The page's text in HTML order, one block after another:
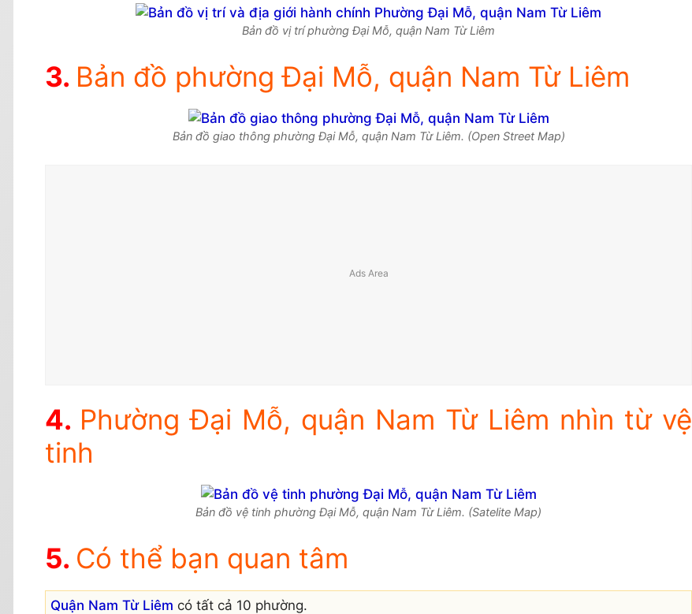
Bản đồ vị trí phường Đại Mỗ, quận Nam Từ Liêm
Bản đồ phường Đại Mỗ, quận Nam Từ Liêm
Bản đồ giao thông phường Đại Mỗ, quận Nam Từ Liêm. (Open Street Map)
Phường Đại Mỗ, quận Nam Từ Liêm nhìn từ vệ
tinh
Bản đồ vệ tinh phường Đại Mỗ, quận Nam Từ Liêm. (Satelite Map)
Có thể bạn quan tâm
Quận Nam Từ Liêm có tất cả 10 phường.